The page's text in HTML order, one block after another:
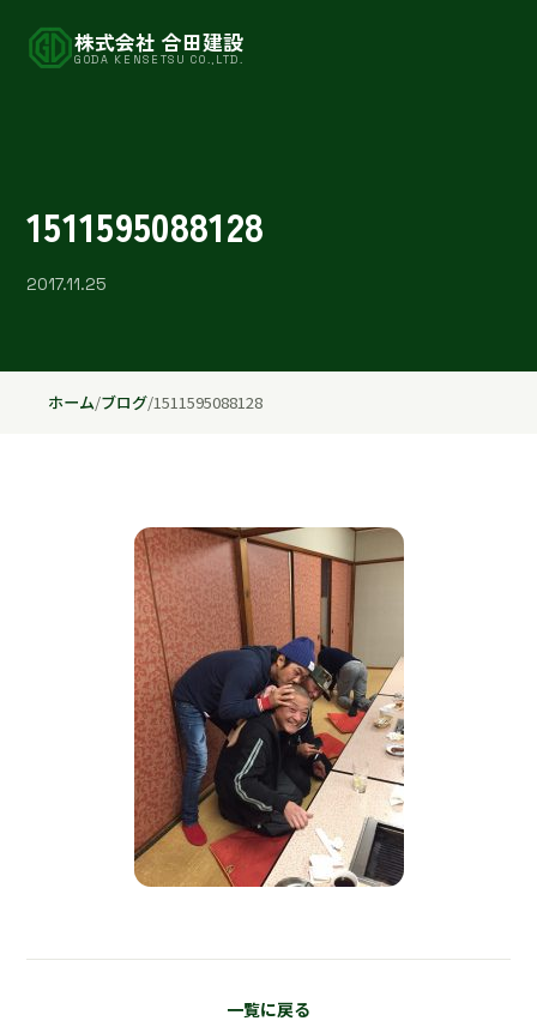
株式会社 合田建設
GODA KENSETSU CO.,LTD.
1511595088128
2017.11.25
ホーム/ブログ/1511595088128
一覧に戻る